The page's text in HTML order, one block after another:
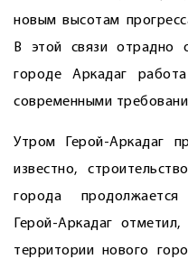
новым высотам
В этой связи отрадно
городе Аркадаг
современными
Утром Герой-Аркадаг
известно,
города
Герой-Аркадаг
территории нового